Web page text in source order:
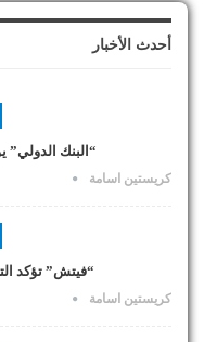
أحدث الأخبار
“البنك الدولي”
كريستين اسامة
“فيتش” تؤكد
كريستين اسامة